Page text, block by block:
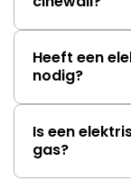
Heeft een
nodig?
Is een
gas?